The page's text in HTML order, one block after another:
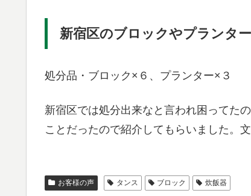
新宿区のブロックやプランタ
処分品・ブロック×６、プランター×３
新宿区では処分出来なと言われ困ってた
ことだったので紹介してもらいました。
お客様の声 タンス ブロック 炊飯器